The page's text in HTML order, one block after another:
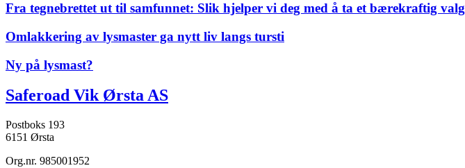
Fra tegnebrettet ut til samfunnet: Slik hjelper vi deg med å ta et bærekraftig valg
Omlakkering av lysmaster ga nytt liv langs tursti
Ny på lysmast?
Saferoad Vik Ørsta AS
Postboks 193
6151 Ørsta
Org.nr. 985001952